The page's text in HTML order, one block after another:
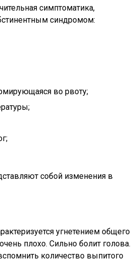
симптоматика,
синдромом:
во рвоту;
собой изменения в
угнетением общего
плохо. Сильно болит голова.
количество выпитого